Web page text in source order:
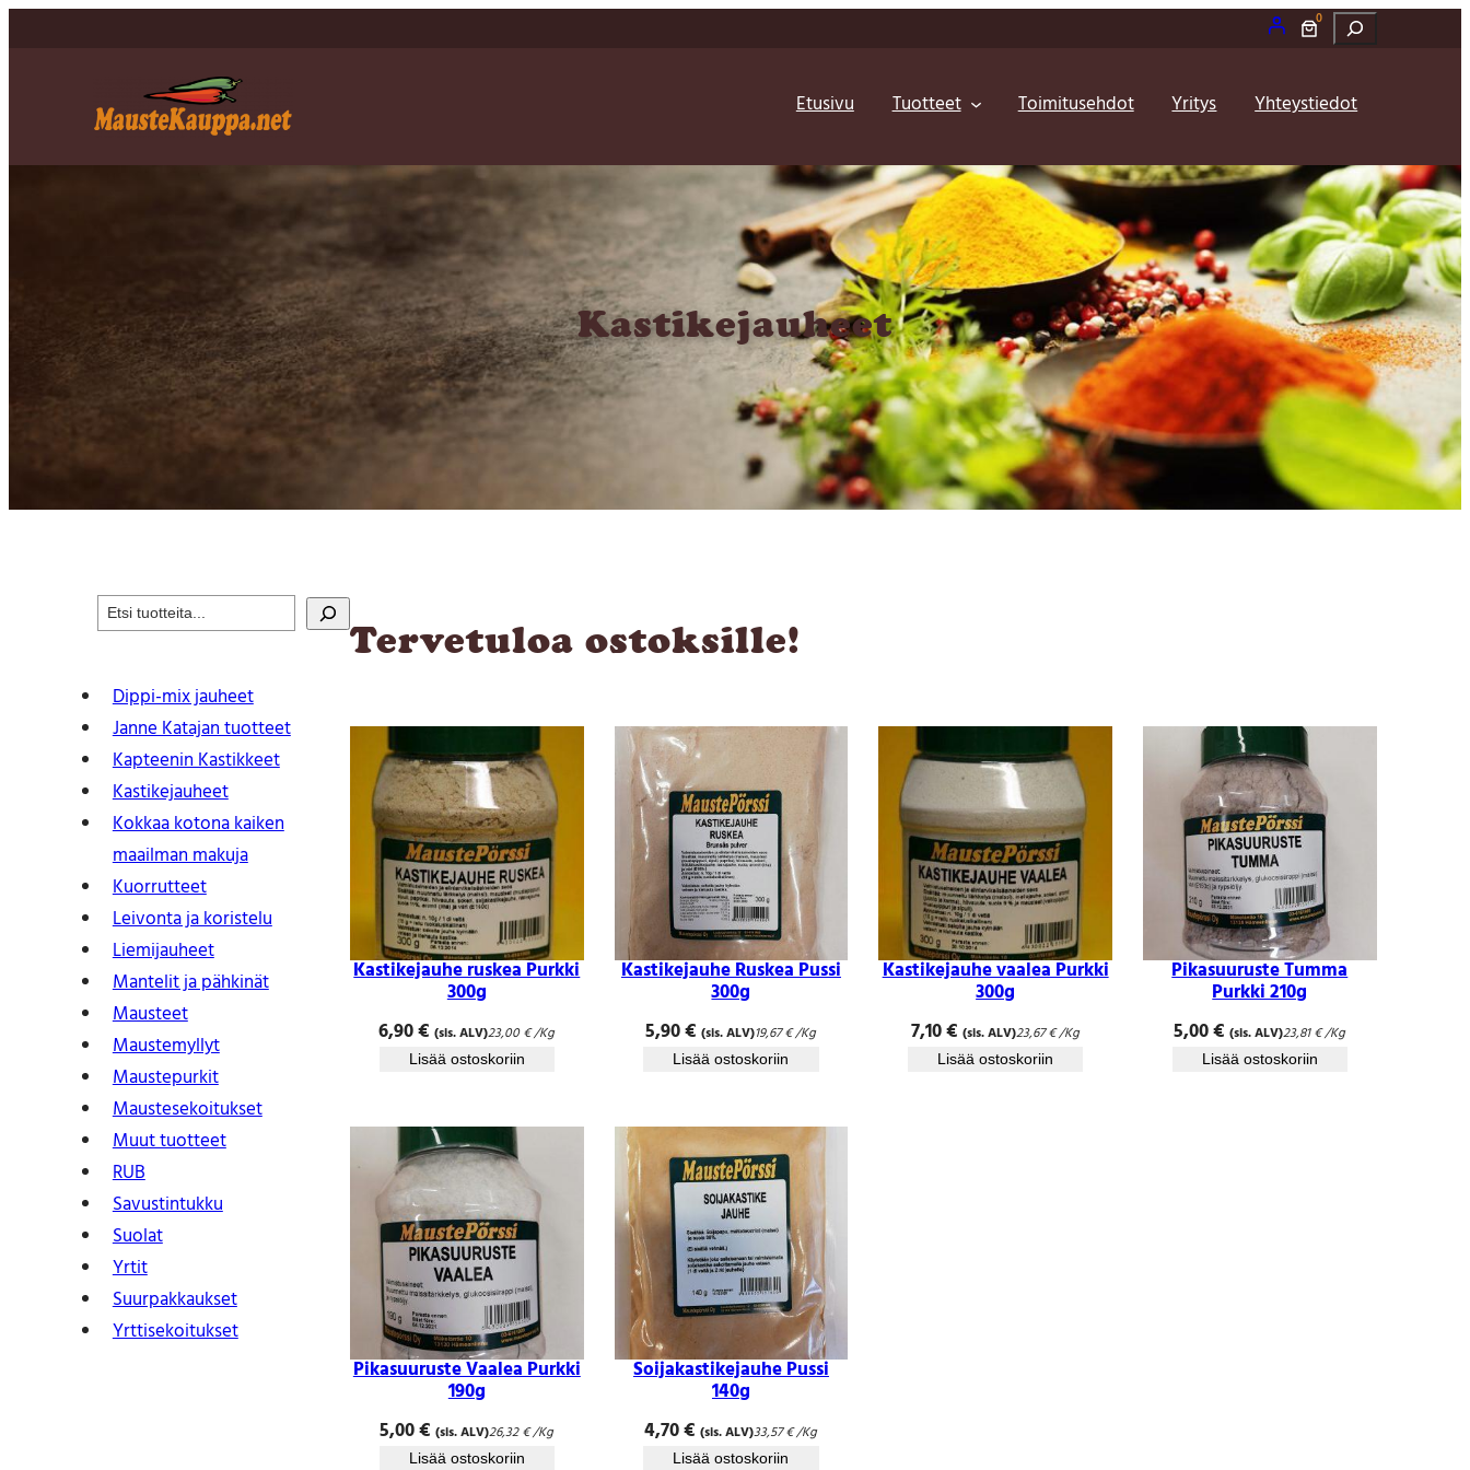
0 Etsi
Etusivu Tuotteet Toimitusehdot Yritys Yhteystiedot
Kastike­jauheet
e
Dippi-mix jauheet
Janne Katajan tuotteet
Kapteenin Kastikkeet
Kastike­jauheet
Kokkaa kotona kaiken
maailman makuja
Kuorrutteet
Leivonta ja koristelu
Liemijauheet
Mantelit ja pähkinät
Mausteet
Maustemyllyt
Maustepurkit
Mauste­sekoitukset
Muut tuotteet
RUB
Savustintukku
Suolat
Yrtit
Suur­pakkaukset
Yrtti­sekoitukset
Tervetuloa ostoksille!
Kastikejauhe ruskea Purkki
300g
6,90€ (sis. ALV)23,00€/Kg
Lisää ostoskoriin
Kastikejauhe Ruskea Pussi
300g
5,90€ (sis. ALV)19,67€/Kg
Lisää ostoskoriin
Kastikejauhe vaalea Purkki
300g
7,10€ (sis. ALV)23,67€/Kg
Lisää ostoskoriin
Pikasuuruste Tumma
Purkki 210g
5,00€ (sis. ALV)23,81€/Kg
Lisää ostoskoriin
Pikasuuruste Vaalea Purkki
190g
5,00€ (sis. ALV)26,32€/Kg
Lisää ostoskoriin
Soijakastikejauhe Pussi
140g
4,70€ (sis. ALV)33,57€/Kg
Lisää ostoskoriin